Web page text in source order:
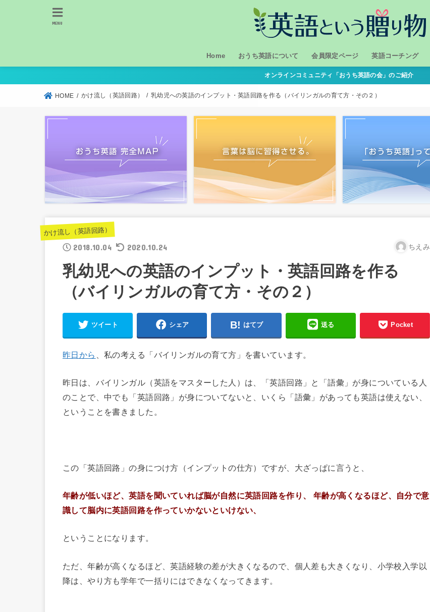
Home おうち英語について
１．我が家のおうち英語
２．どうして「おうち英語」？
３．おうち英語の進め方
おうち英語の体験談
おうち英語勉強会
会員限定ページ 英語コーチング
MENU
オンラインコミュニティ「おうち英語の会」のご紹介
HOME かけ流し（英語回路） 乳幼児への英語のインプット・英語回路を作る（バイリンガルの育て方・その２）
かけ流し（英語回路）
2018.10.04 2020.10.24 ちえみ
乳幼児への英語のインプット・英語回路を作る
（バイリンガルの育て方・その２）
ツイート シェア はてブ 送る Pocket
昨日から 、私の考える「バイリンガルの育て方」を書いています。
昨日は、バイリンガル（英語をマスターした人）は、「英語回路」と「語彙」が身についている人
のことで、中でも「英語回路」が身についてないと、いくら「語彙」があっても英語は使えない、
ということを書きました。
この「英語回路」の身につけ方（インプットの仕方）ですが、大ざっぱに言うと、
年齢が低いほど、英語を聞いていれば脳が自然に英語回路を作り、
年齢が高くなるほど、自分で意
識して脳内に英語回路を作っていかないといけない、
ということになります。
ただ、年齢が高くなるほど、英語経験の差が大きくなるので、個人差も大きくなり、小学校入学以
降は、やり方も学年で一括りにはできなくなってきます。